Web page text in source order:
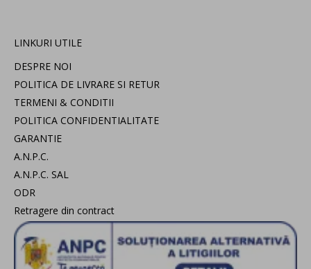
LINKURI UTILE
DESPRE NOI
POLITICA DE LIVRARE SI RETUR
TERMENI & CONDITII
POLITICA CONFIDENTIALITATE
GARANTIE
A.N.P.C.
A.N.P.C. SAL
ODR
Retragere din contract